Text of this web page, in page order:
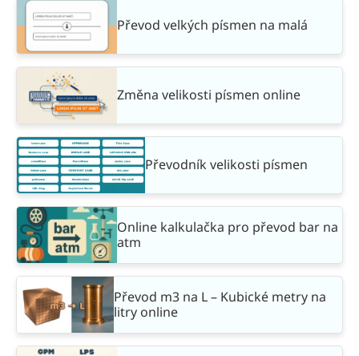
Převod velkých písmen na malá
Změna velikosti písmen online
Převodník velikosti písmen
Online kalkulačka pro převod bar na
atm
Převod m3 na L – Kubické metry na
litry online